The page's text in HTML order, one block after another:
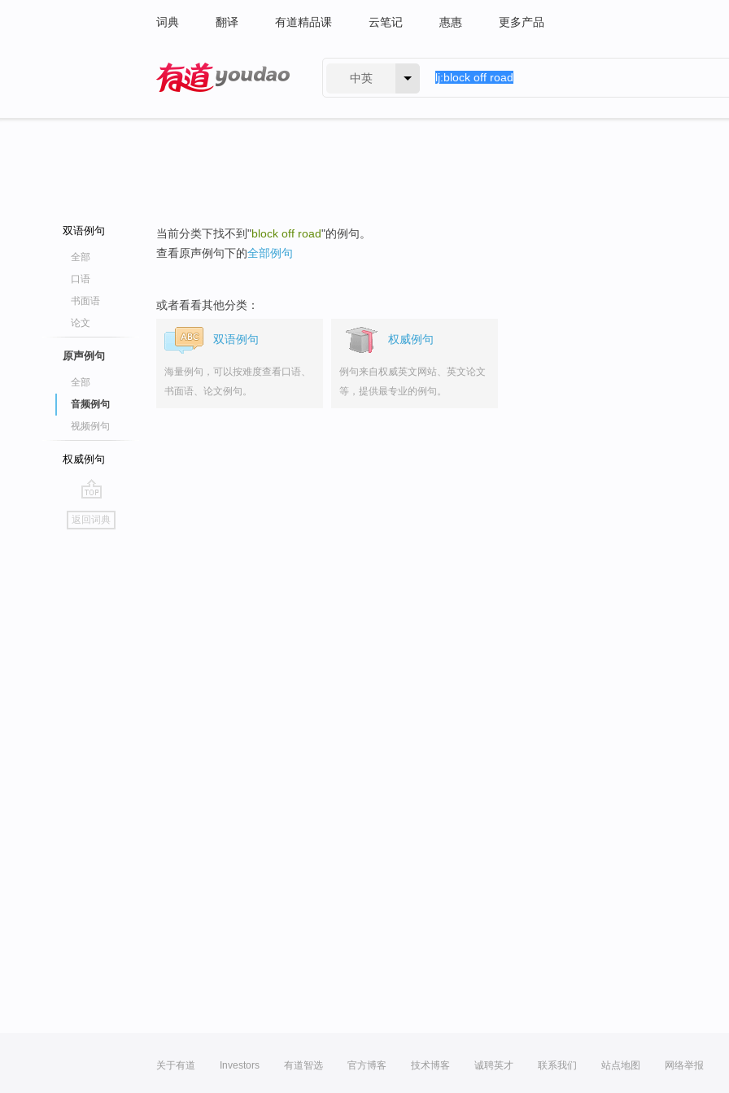
词典 翻译 有道精品课 云笔记 惠惠 更多产品
中英
双语例句
全部
口语
书面语
论文
原声例句
全部
音频例句
视频例句
权威例句
go
top
返回词典
当前分类下找不到"block off road"的例句。
查看原声例句下的全部例句
或者看看其他分类：
双语例句
海量例句，可以按难度查看口语、
书面语、论文例句。
权威例句
例句来自权威英文网站、英文论文
等，提供最专业的例句。
关于有道 Investors 有道智选 官方博客 技术博客 诚聘英才 联系我们 站点地图 网络举报